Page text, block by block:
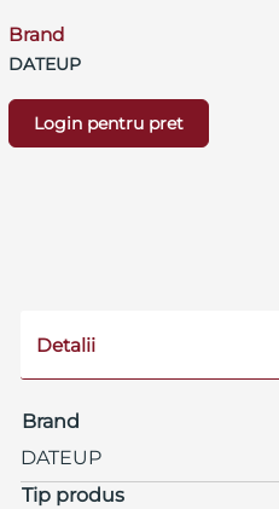
Brand
DATEUP
Login pentru pret
Detalii
Brand
DATEUP
Tip produs